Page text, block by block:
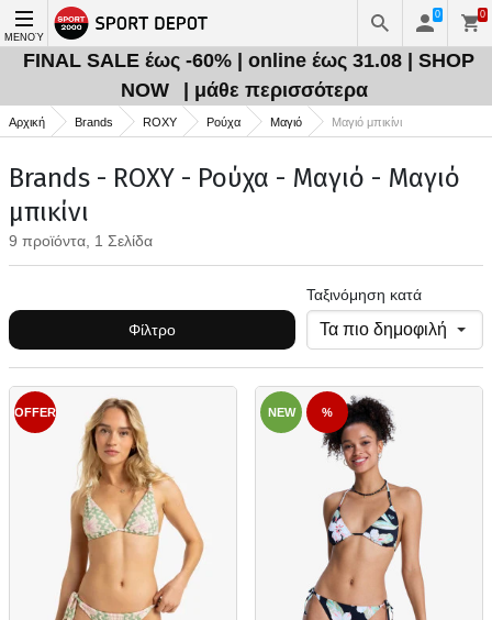
ΜΕΝΟΎ
0 0
FINAL SALE έως -60% | online έως 31.08 | SHOP
NOW
| μάθε περισσότερα
Αρχική Brands ROXY Ρούχα Μαγιό Μαγιό μπικίνι
Brands - ROXY - Ρούχα - Μαγιό - Μαγιό
μπικίνι
9 προϊόντα, 1 Σελίδα
Φίλτρο
Ταξινόμηση κατά
OFFER NEW %